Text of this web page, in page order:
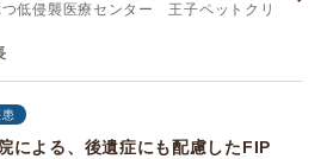
低侵襲医療センター 王子ペットクリ
による、後遺症にも配慮したFIP